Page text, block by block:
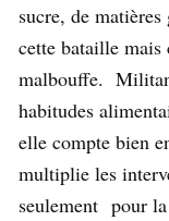
sucre, de
cette bataille
malbouffe.
habitudes
elle compte bien
multiplie les
seulement pour